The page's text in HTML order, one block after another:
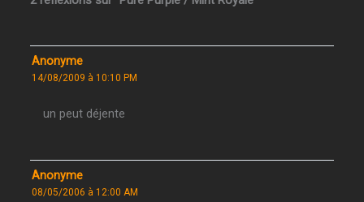
Anonyme
14/08/2009 à 10:10 PM
un peut déjente
Anonyme
08/05/2006 à 12:00 AM